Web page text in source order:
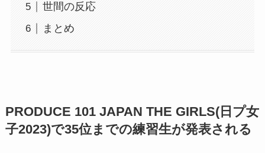
世間の反応
まとめ
PRODUCE 101 JAPAN THE GIRLS(日プ女
子2023)で35位までの練習生が発表される